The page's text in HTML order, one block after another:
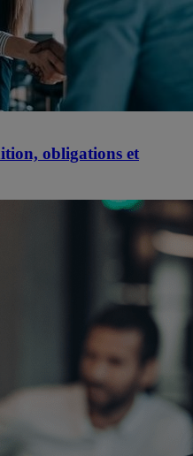
obligations et